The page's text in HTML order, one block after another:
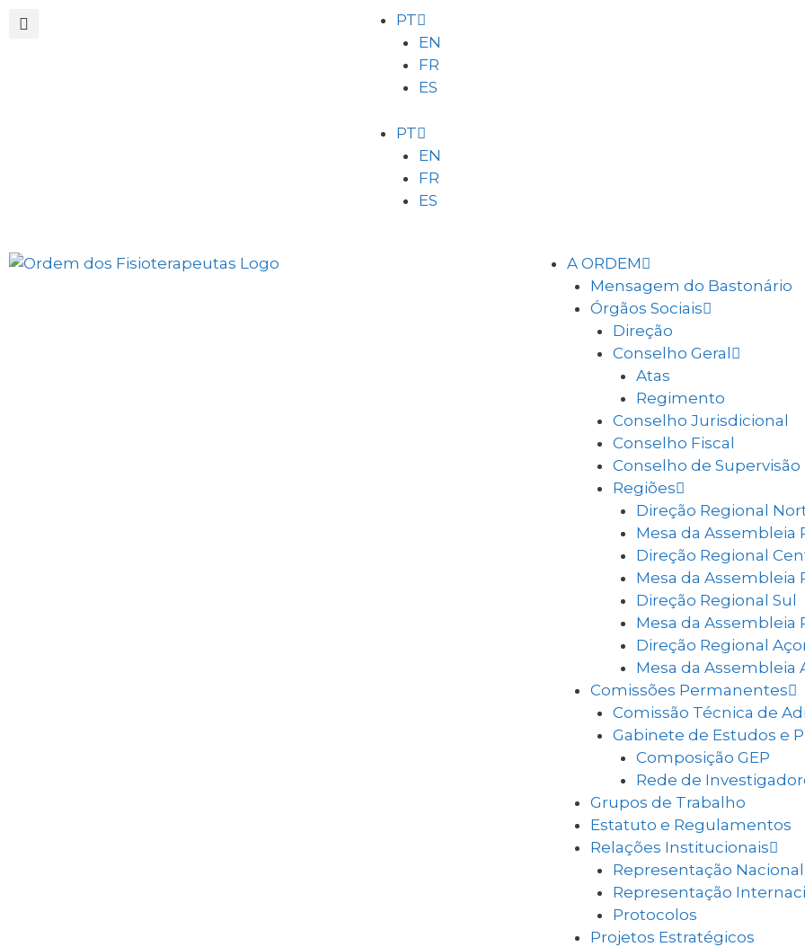
PT
EN
FR
ES
PT
EN
FR
ES
A ORDEM
Mensagem do Bastonário
Órgãos Sociais
Direção
Conselho Geral
Atas
Regimento
Conselho Jurisdicional
Conselho Fiscal
Conselho de Supervisão
Regiões
Direção Regional
Mesa da Assembleia
Direção Regional
Mesa da Assembleia
Direção Regional Sul
Mesa da Assembleia
Direção Regional
Mesa da Assembleia
Comissões Permanentes
Comissão Técnica de
Gabinete de Estudos e
Composição GEP
Rede de
Grupos de Trabalho
Estatuto e Regulamentos
Relações Institucionais
Representação Nacional
Representação
Protocolos
Projetos Estratégicos